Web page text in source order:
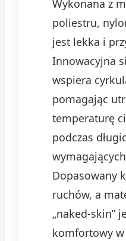
Wykonana z
poliestru,
jest lekka i
Innowacyjna
wspiera
pomagając
temperaturę
podczas
Dopasowany
ruchów, a
„naked-skin”
komfortowy